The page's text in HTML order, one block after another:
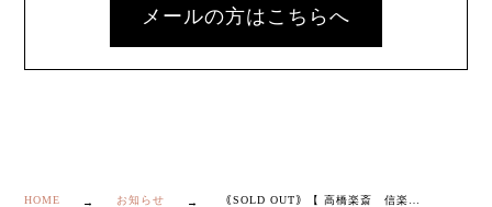
メールの方はこちらへ
HOME お知らせ